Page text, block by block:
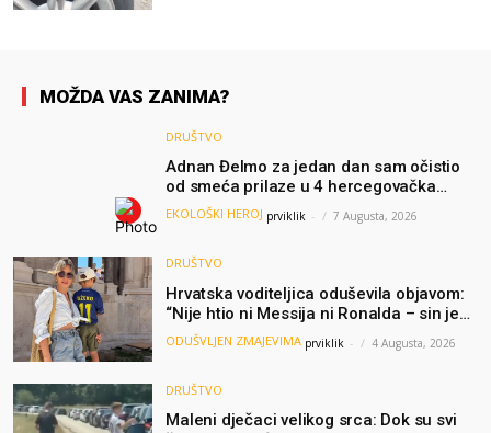
MOŽDA VAS ZANIMA?
DRUŠTVO
Adnan Đelmo za jedan dan sam očistio
od smeća prilaze u 4 hercegovačka
grada: “Danas nisam čistio samo smeće,
čistio sam sliku o nama”
EKOLOŠKI HEROJ prviklik - 7 Augusta, 2026
DRUŠTVO
Hrvatska voditeljica oduševila objavom:
“Nije htio ni Messija ni Ronalda – sin je
želio samo dres Bosne”
ODUŠVLJEN ZMAJEVIMA prviklik - 4 Augusta, 2026
DRUŠTVO
Maleni dječaci velikog srca: Dok su svi